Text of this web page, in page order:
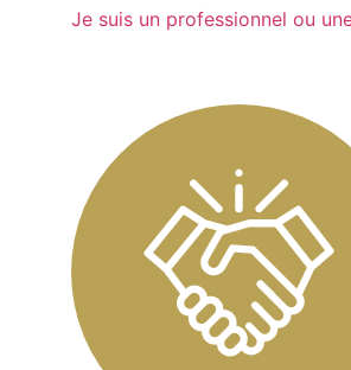
Je suis un professionnel ou